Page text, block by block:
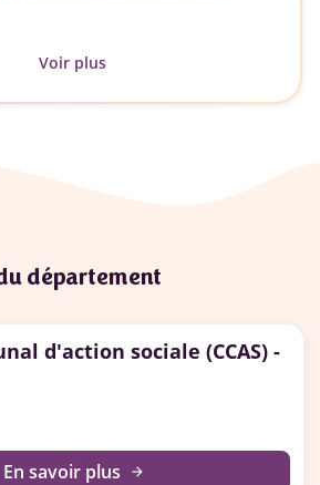
Voir plus
département
d'action sociale (CCAS) -
En savoir plus arrow_forward